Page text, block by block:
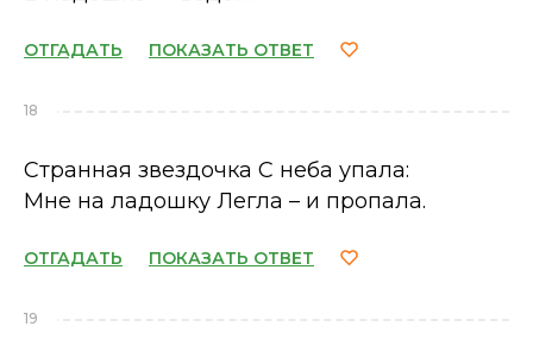
ОТГАДАТЬ ПОКАЗАТЬ ОТВЕТ
18
Странная звездочка С неба упала:
Мне на ладошку Легла – и пропала.
ОТГАДАТЬ ПОКАЗАТЬ ОТВЕТ
19